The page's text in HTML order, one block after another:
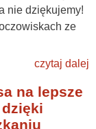
nie dziękujemy!
ze
czytaj dalej
na lepsze